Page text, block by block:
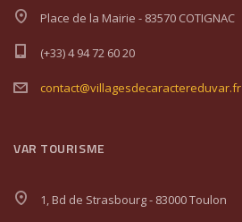
Place de la Mairie - 83570 COTIGNAC
(+33) 4 94 72 60 20
contact@villagesdecaractereduvar.fr
VAR TOURISME
1, Bd de Strasbourg - 83000 Toulon